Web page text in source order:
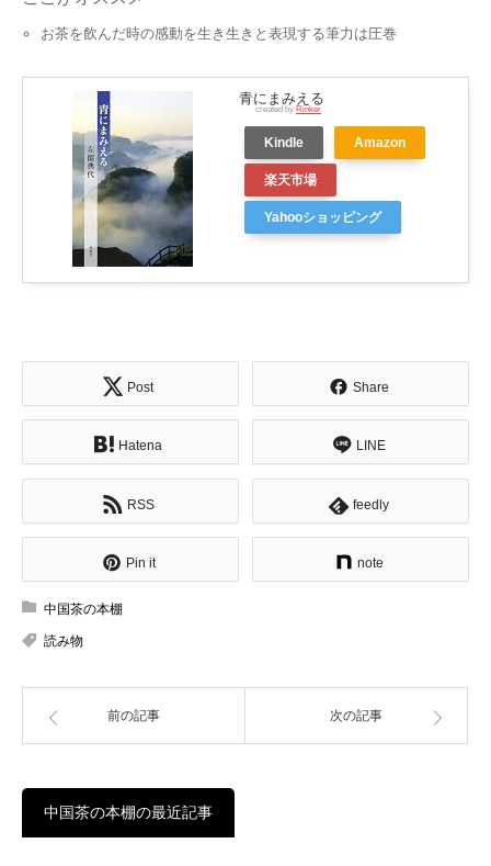
お茶を飲んだ時の感動を生き生きと表現する筆力は圧巻
青にまみえる
created by Rinker
Kindle Amazon
楽天市場
Yahooショッピング
Post Share
Hatena LINE
RSS feedly
Pin it note
中国茶の本棚
読み物
前の記事 次の記事
中国茶の本棚の最近記事